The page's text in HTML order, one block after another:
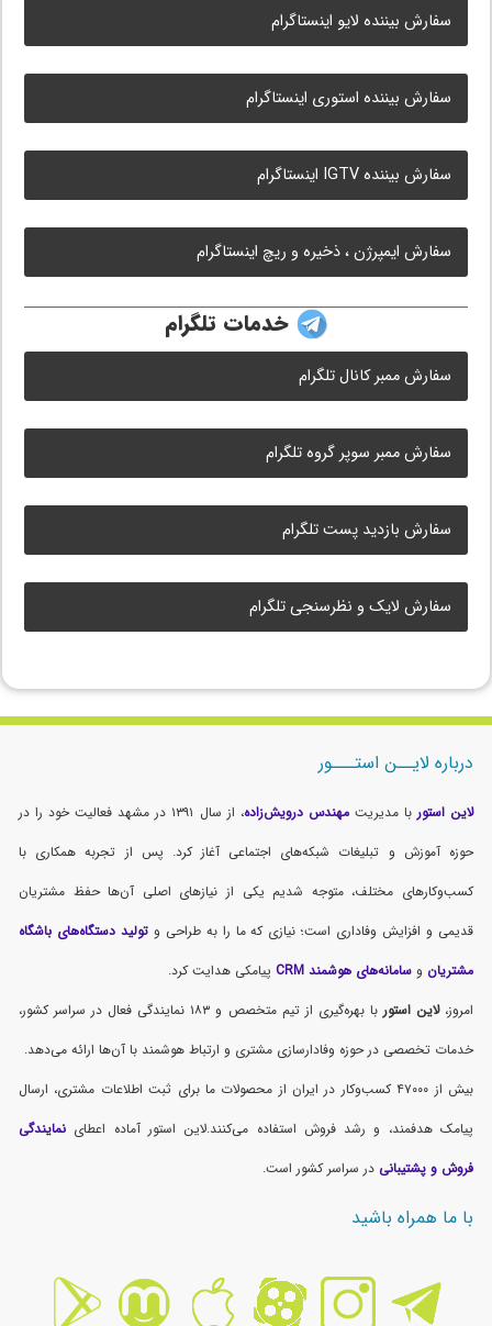
سفارش بیننده لایو اینستاگرام
سفارش بیننده استوری اینستاگرام
سفارش بیننده IGTV اینستاگرام
سفارش ایمپرژن ، ذخیره و ریچ اینستاگرام
خدمات تلگرام
سفارش ممبر کانال تلگرام
سفارش ممبر سوپر گروه تلگرام
سفارش بازدید پست تلگرام
سفارش لایک و نظرسنجی تلگرام